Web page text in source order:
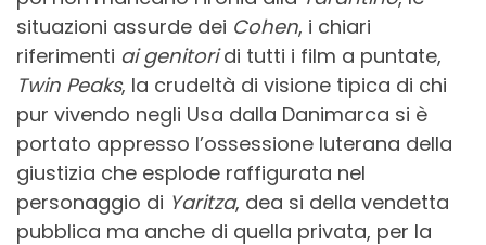
situazioni assurde dei Cohen, i chiari
riferimenti ai genitoridi tutti i film a puntate,
Twin Peaks, la crudeltà di visione tipica di chi
pur vivendo negli Usa dalla Danimarca si è
portato appresso l’ossessione luterana della
giustizia che esplode raffigurata nel
personaggio di Yaritza, dea si della vendetta
pubblica ma anche di quella privata, per la